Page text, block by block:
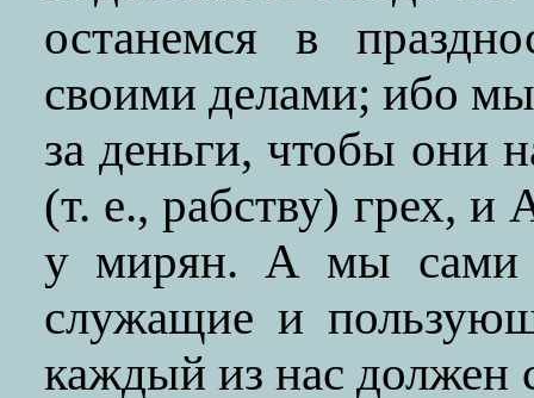
останемся в
своими делами; ибо
за деньги, чтобы они
(т. е., рабству) грех,
у мирян. А мы сами
служащие и
каждый из нас должен